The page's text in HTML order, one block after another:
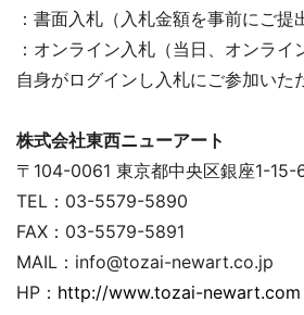
：書面入札（入札金額を事前にご提
：オンライン入札（当日、オンラ
自身がログインし入札にご参加いた
株式会社東西ニューアート
〒104-0061 東京都中央区銀座1-15-
TEL：03-5579-5890
FAX：03-5579-5891
MAIL：info@tozai-newart.co.jp
HP： http://www.tozai-newart.com